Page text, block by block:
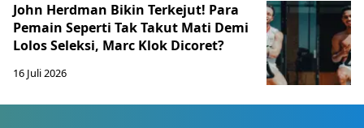
John Herdman Bikin Terkejut! Para
Pemain Seperti Tak Takut Mati Demi
Lolos Seleksi, Marc Klok Dicoret?
16 Juli 2026